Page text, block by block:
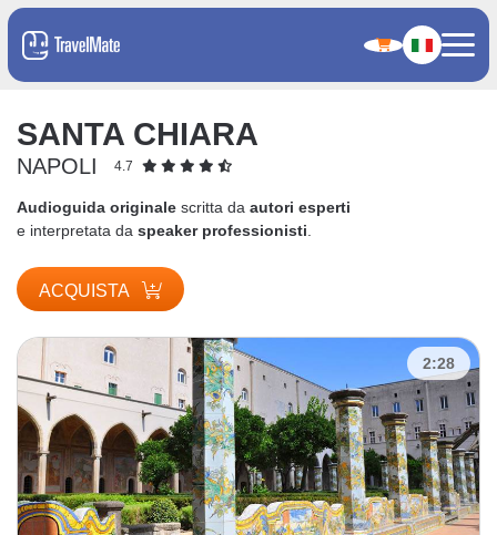
SANTA CHIARA
NAPOLI 4.7
Audioguida originale scritta da autori esperti
e interpretata da speaker professionisti
ACQUISTA
2:28